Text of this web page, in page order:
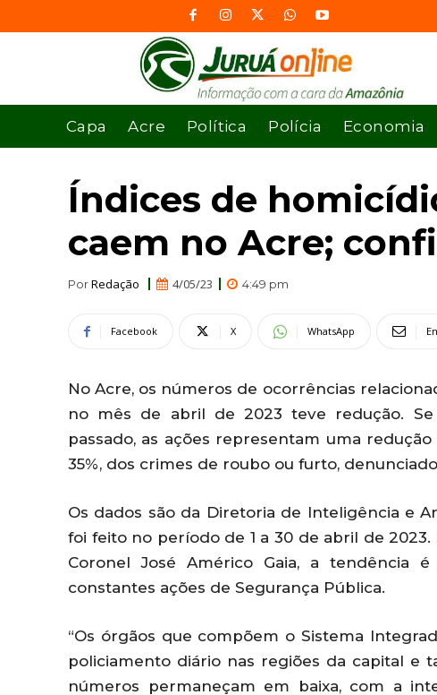
Capa Acre Política Polícia Economia
Índices de
caem no Acre;
PorRedação 4/05/23 4:49 pm
Facebook X WhatsApp
No Acre, os números de ocorrências
no mês de abril de 2023 teve redução.
passado, as ações representam uma
35%, dos crimes de roubo ou furto,
Os dados são da Diretoria de Inteligência e
foi feito no período de 1 a 30 de abril de
Coronel José Américo Gaia, a tendência
constantes ações de Segurança Pública.
“Os órgãos que compõem o Sistema
policiamento diário nas regiões da capital e
números permaneçam em baixa, com a